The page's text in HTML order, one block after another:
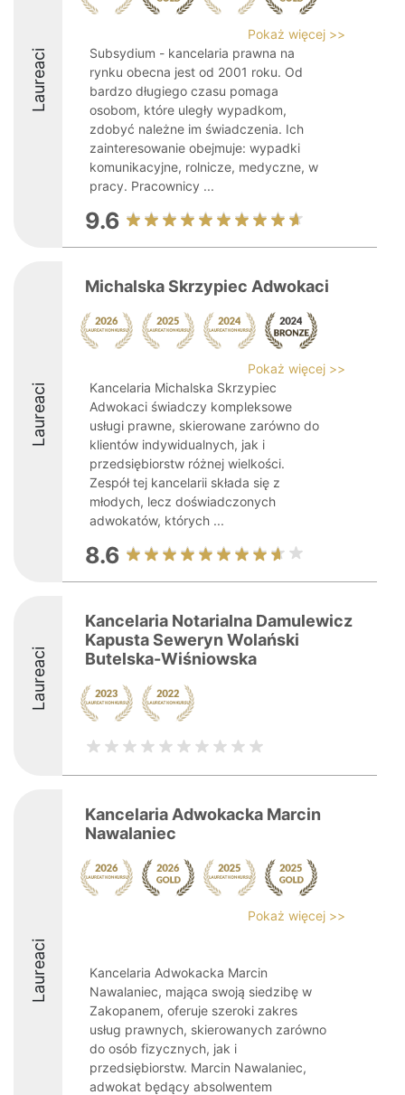
Laureaci
Pokaż więcej >>
Subsydium - kancelaria prawna na
rynku obecna jest od 2001 roku. Od
bardzo długiego czasu pomaga
osobom, które uległy wypadkom,
zdobyć należne im świadczenia. Ich
zainteresowanie obejmuje: wypadki
komunikacyjne, rolnicze, medyczne, w
pracy. Pracownicy ...
9.6
Laureaci
Michalska Skrzypiec Adwokaci
Pokaż więcej >>
Kancelaria Michalska Skrzypiec
Adwokaci świadczy kompleksowe
usługi prawne, skierowane zarówno do
klientów indywidualnych, jak i
przedsiębiorstw różnej wielkości.
Zespół tej kancelarii składa się z
młodych, lecz doświadczonych
adwokatów, których ...
8.6
Laureaci
Kancelaria Notarialna Damulewicz
Kapusta Seweryn Wolański
Butelska-Wiśniowska
Laureaci
Kancelaria Adwokacka Marcin
Nawalaniec
Pokaż więcej >>
Kancelaria Adwokacka Marcin
Nawalaniec, mająca swoją siedzibę w
Zakopanem, oferuje szeroki zakres
usług prawnych, skierowanych zarówno
do osób fizycznych, jak i
przedsiębiorstw. Marcin Nawalaniec,
adwokat będący absolwentem